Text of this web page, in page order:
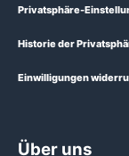
Privatsphäre-
Historie der
Einwilligungen
Über uns